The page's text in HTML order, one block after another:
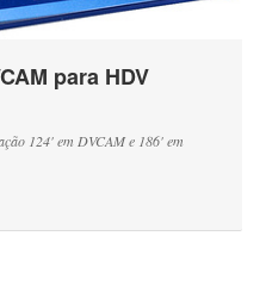
para HDV
124' em DVCAM e 186' em